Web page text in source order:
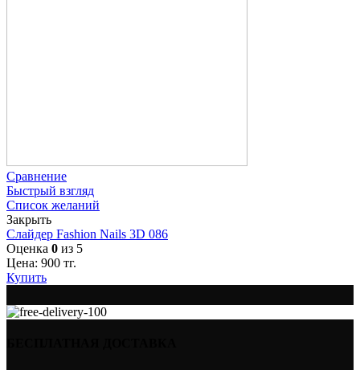
Сравнение
Быстрый взгляд
Список желаний
Закрыть
Слайдер Fashion Nails 3D 086
Оценка 0 из 5
Цена: 900 тг.
Купить